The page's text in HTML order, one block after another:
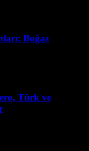
Boğaz
Türk ve